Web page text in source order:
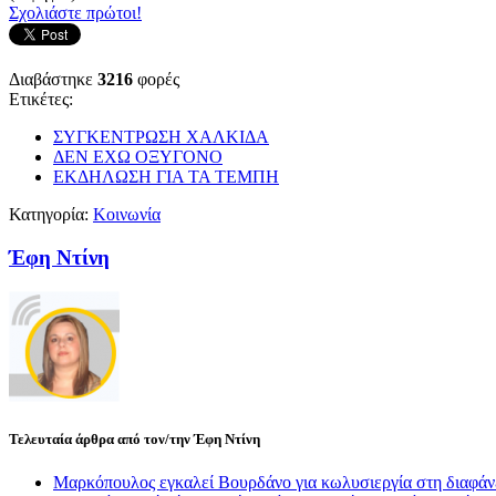
Σχολιάστε πρώτοι!
Διαβάστηκε 3216 φορές
Ετικέτες:
ΣΥΓΚΕΝΤΡΩΣΗ ΧΑΛΚΙΔΑ
ΔΕΝ ΕΧΩ ΟΞΥΓΟΝΟ
ΕΚΔΗΛΩΣΗ ΓΙΑ ΤΑ ΤΕΜΠΗ
Κατηγορία: Κοινωνία
Έφη Ντίνη
Τελευταία άρθρα από τον/την Έφη Ντίνη
Μαρκόπουλος εγκαλεί Βουρδάνο για κωλυσιεργία στη